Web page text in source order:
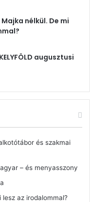
Majka nélkül. De mi
augusztusi
és szakmai
– és menyasszony
lesz az irodalommal?